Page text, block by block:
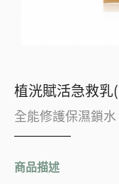
植洸賦活急救乳
全能修護保濕鎖
商品描述